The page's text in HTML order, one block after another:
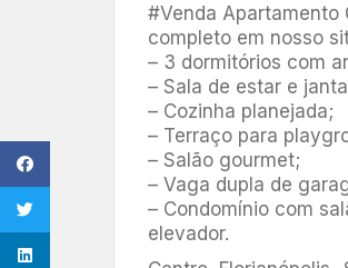
#Venda Apartamento
completo em nosso
– 3 dormitórios com
– Sala de estar e
– Cozinha planejada;
– Terraço para
– Salão gourmet;
– Vaga dupla de
– Condomínio com
elevador.